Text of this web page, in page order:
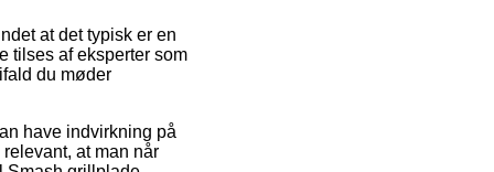
at det typisk er en
tilses af eksperter som
du møder
have indvirkning på
at man når